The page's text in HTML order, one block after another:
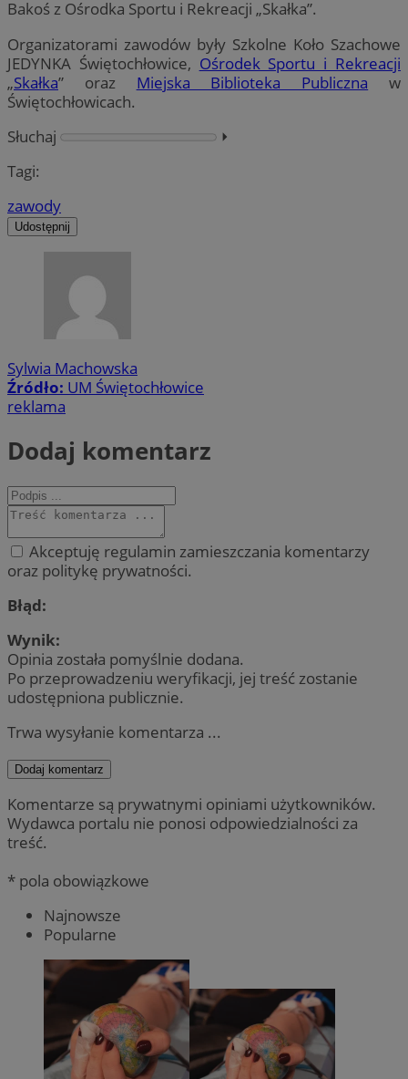
Bakoś z Ośrodka Sportu i Rekreacji „Skałka”.
Organizatorami zawodów były Szkolne Koło Szachowe
JEDYNKA Świętochłowice, Ośrodek Sportu i Rekreacji
„Skałka” oraz Miejska Biblioteka Publiczna w
Świętochłowicach.
Słuchaj
⏵︎
Tagi:
zawody
Udostępnij
Sylwia Machowska
Źródło: UM Świętochłowice
reklama
Dodaj komentarz
Akceptuję regulamin zamieszczania komentarzy
oraz politykę prywatności.
Błąd:
Wynik:
Opinia została pomyślnie dodana.
Po przeprowadzeniu weryfikacji, jej treść zostanie
udostępniona publicznie.
Trwa wysyłanie komentarza ...
Dodaj komentarz
Komentarze są prywatnymi opiniami użytkowników.
Wydawca portalu nie ponosi odpowiedzialności za
treść.
* pola obowiązkowe
Najnowsze
Popularne